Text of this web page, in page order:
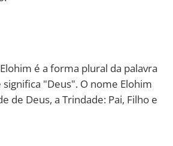
é a forma plural da palavra
significa "Deus". O nome Elohim
de Deus, a Trindade: Pai, Filho e